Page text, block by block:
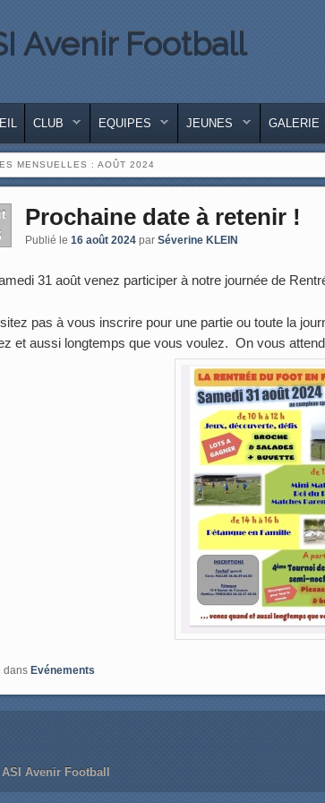
Avenir Football
LA NAVIGATION PRINCIPALE
LA NAVIGATION SECONDAIRE
CLUB EQUIPES JEUNES GALERIE
MENSUELLES : AOÛT 2024
Prochaine date à retenir !
Publié le 16 août 2024 par Séverine KLEIN
31 août venez participer à notre journée de
pas à vous inscrire pour une partie ou toute la
et aussi longtemps que vous voulez. On vous
dans Evénements
ASI Avenir Football